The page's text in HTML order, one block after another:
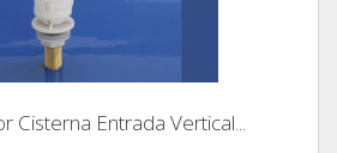
Cisterna Entrada Vertical...